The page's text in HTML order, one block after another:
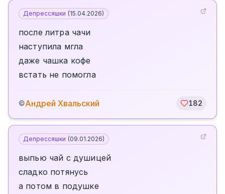
Депрессяшки (15.04.2026)
после литра чачи
наступила мгла
даже чашка кофе
встать не помогла
©Андрей Хвальский 182
Депрессяшки (09.01.2026)
выпью чай с душицей
сладко потянусь
а потом в подушке